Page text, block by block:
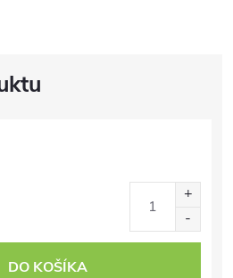
DO KOŠÍKA